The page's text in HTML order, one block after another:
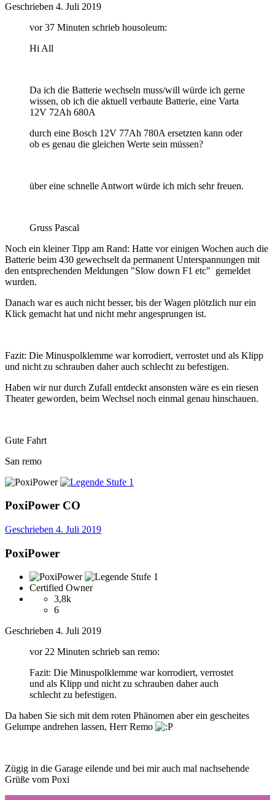
Geschrieben 4. Juli 2019
vor 37 Minuten schrieb housoleum:
Hi All
Da ich die Batterie wechseln muss/will würde ich gerne
wissen, ob ich die aktuell verbaute Batterie, eine Varta
12V 72Ah 680A
durch eine Bosch 12V 77Ah 780A ersetzten kann oder
ob es genau die gleichen Werte sein müssen?
über eine schnelle Antwort würde ich mich sehr freuen.
Gruss Pascal
Noch ein kleiner Tipp am Rand: Hatte vor einigen Wochen auch die
Batterie beim 430 gewechselt da permanent Unterspannungen mit
den entsprechenden Meldungen "Slow down F1 etc" gemeldet
wurden.
Danach war es auch nicht besser, bis der Wagen plötzlich nur ein
Klick gemacht hat und nicht mehr angesprungen ist.
Fazit: Die Minuspolklemme war korrodiert, verrostet und als Klipp
und nicht zu schrauben daher auch schlecht zu befestigen.
Haben wir nur durch Zufall entdeckt ansonsten wäre es ein riesen
Theater geworden, beim Wechsel noch einmal genau hinschauen.
Gute Fahrt
San remo
PoxiPower CO
Geschrieben 4. Juli 2019
PoxiPower
Certified Owner
3,8k
6
Geschrieben 4. Juli 2019
vor 22 Minuten schrieb san remo:
Fazit: Die Minuspolklemme war korrodiert, verrostet
und als Klipp und nicht zu schrauben daher auch
schlecht zu befestigen.
Da haben Sie sich mit dem roten Phänomen aber ein gescheites
Gelumpe andrehen lassen, Herr Remo
Zügig in die Garage eilende und bei mir auch mal nachsehende
Grüße vom Poxi